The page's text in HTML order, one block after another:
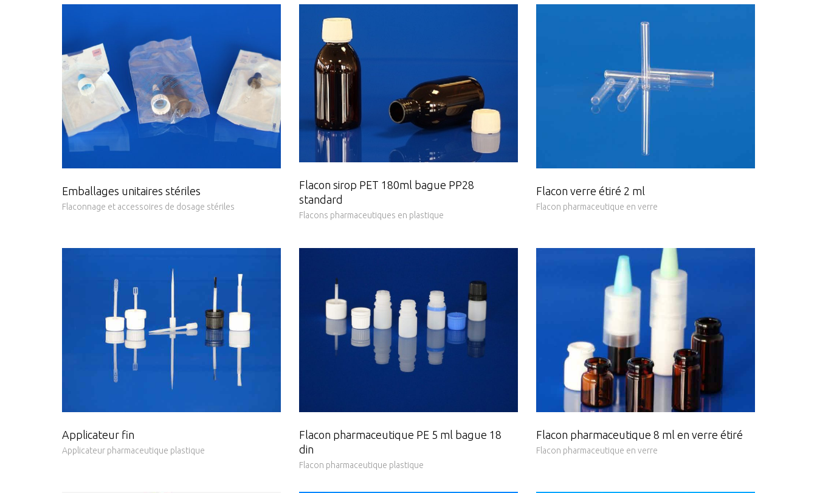
Emballages unitaires stériles
Flaconnage et accessoires de dosage stériles
Flacon sirop PET 180ml bague PP28
standard
Flacons pharmaceutiques en plastique
Flacon verre étiré 2 ml
Flacon pharmaceutique en verre
Applicateur fin
Applicateur pharmaceutique plastique
Flacon pharmaceutique PE 5 ml bague 18
din
Flacon pharmaceutique plastique
Flacon pharmaceutique 8 ml en verre étiré
Flacon pharmaceutique en verre